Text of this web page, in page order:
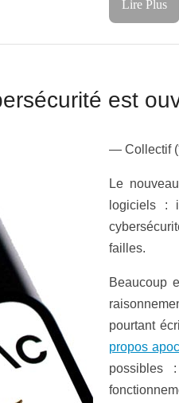
Lire Plus
est
— Collectif
Le
logiciels :
failles.
Beaucoup
pourtant
propos
possibles